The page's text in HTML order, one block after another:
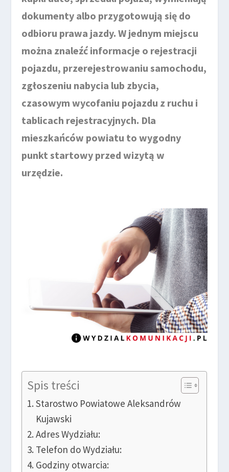
dokumenty albo przygotowują się do
odbioru prawa jazdy. W jednym miejscu
można znaleźć informacje o rejestracji
pojazdu, przerejestrowaniu samochodu,
zgłoszeniu nabycia lub zbycia,
czasowym wycofaniu pojazdu z ruchu i
tablicach rejestracyjnych. Dla
mieszkańców powiatu to wygodny
punkt startowy przed wizytą w
urzędzie.
Spis treści
Starostwo Powiatowe Aleksandrów
Kujawski
Adres Wydziału:
Telefon do Wydziału:
Godziny otwarcia: